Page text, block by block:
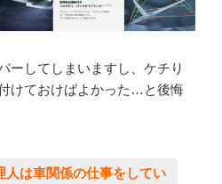
ーしてしまいますし、ケチり
けておけばよかった…と後悔
人は車関係の仕事をしてい